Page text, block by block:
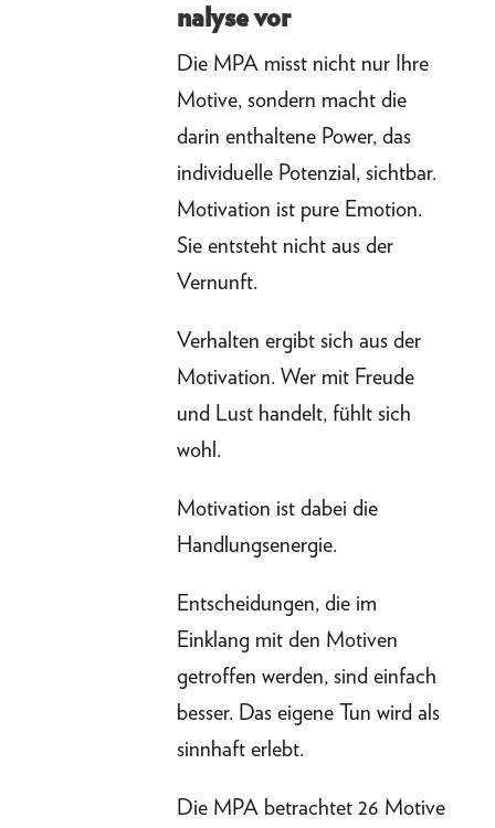
nalyse vor
Die MPA misst nicht nur Ihre
Motive, sondern macht die
darin enthaltene Power, das
individuelle Potenzial, sichtbar.
Motivation ist pure Emotion.
Sie entsteht nicht aus der
Vernunft.
Verhalten ergibt sich aus der
Motivation. Wer mit Freude
und Lust handelt, fühlt sich
wohl.
Motivation ist dabei die
Handlungsenergie.
Entscheidungen, die im
Einklang mit den Motiven
getroffen werden, sind einfach
besser. Das eigene Tun wird als
sinnhaft erlebt.
Die MPA betrachtet 26 Motive